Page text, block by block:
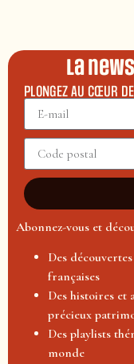
La
PLONGEZ AU CŒUR
Abonnez-vous et
Des
françaises
Des histoires et
précieux
Des playlists
monde